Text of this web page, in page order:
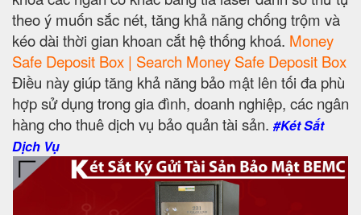
theo ý muốn sắc nét, tăng khả năng chống trộm và
kéo dài thời gian khoan cắt hệ thống khoá. Money
Safe Deposit Box | Search Money Safe Deposit Box
Điều này giúp tăng khả năng bảo mật lên tối đa phù
hợp sử dụng trong gia đình, doanh nghiệp, các ngân
hàng cho thuê dịch vụ bảo quản tài sản. #Két Sắt
Dịch Vụ